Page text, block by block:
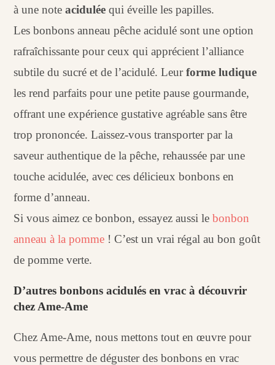
à une noteacidulée qui éveille les papilles.
Les bonbons anneau pêche acidulé sont une option
rafraîchissante pour ceux qui apprécient l’alliance
subtile du sucré et de l’acidulé. Leurforme ludique
les rend parfaits pour une petite pause gourmande,
offrant une expérience gustative agréable sans être
trop prononcée. Laissez-vous transporter par la
saveur authentique de la pêche, rehaussée par une
touche acidulée, avec ces délicieux bonbons en
forme d’anneau.
Si vous aimez ce bonbon, essayez aussi lebonbon
anneau à la pomme ! C’est un vrai régal au bon goût
de pomme verte.
D’autres bonbons acidulés en vrac à découvrir
chez Ame-Ame
Chez Ame-Ame, nous mettons tout en œuvre pour
vous permettre de déguster des bonbons en vrac